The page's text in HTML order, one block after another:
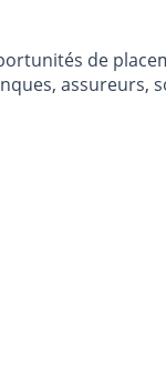
de
assureurs,